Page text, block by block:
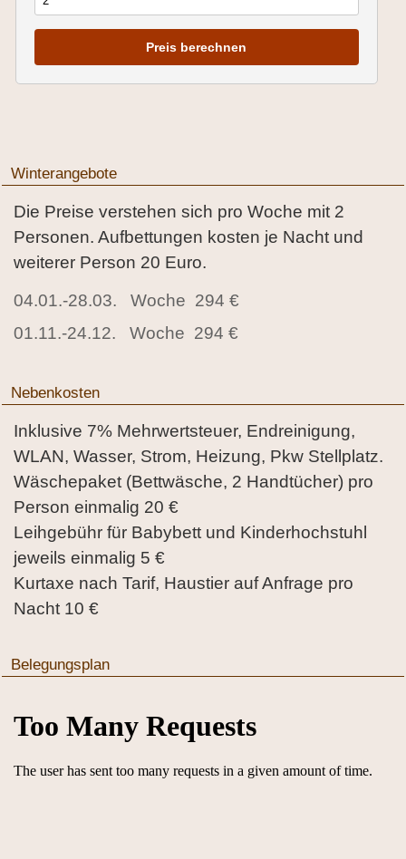
Preis berechnen
Winterangebote
Die Preise verstehen sich pro Woche mit 2
Personen. Aufbettungen kosten je Nacht und
weiterer Person 20 Euro.
04.01.-28.03. Woche 294 €
01.11.-24.12. Woche 294 €
Nebenkosten
Inklusive 7% Mehrwertsteuer, Endreinigung,
WLAN, Wasser, Strom, Heizung, Pkw Stellplatz.
Wäschepaket (Bettwäsche, 2 Handtücher) pro
Person einmalig 20 €
Leihgebühr für Babybett und Kinderhochstuhl
jeweils einmalig 5 €
Kurtaxe nach Tarif, Haustier auf Anfrage pro
Nacht 10 €
Belegungsplan